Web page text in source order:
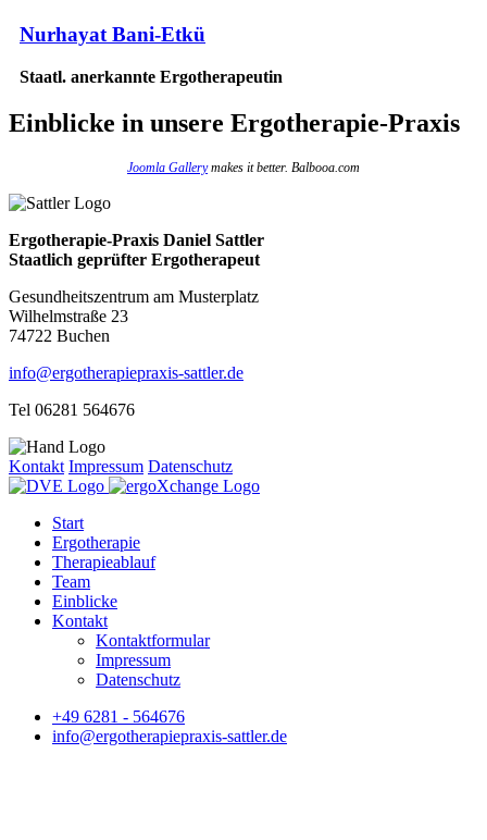
Nurhayat Bani-Etkü
Staatl. anerkannte Ergotherapeutin
Einblicke in unsere Ergotherapie-Praxis
Joomla Gallerymakes it better. Balbooa.com
Ergotherapie-Praxis Daniel Sattler
Staatlich geprüfter Ergotherapeut
Gesundheitszentrum am Musterplatz
Wilhelmstraße 23
74722 Buchen
info@ergotherapiepraxis-sattler.de
Tel 06281 564676
Kontakt Impressum Datenschutz
Start
Ergotherapie
Therapieablauf
Team
Einblicke
Kontakt
Kontaktformular
Impressum
Datenschutz
+49 6281 - 564676
info@ergotherapiepraxis-sattler.de